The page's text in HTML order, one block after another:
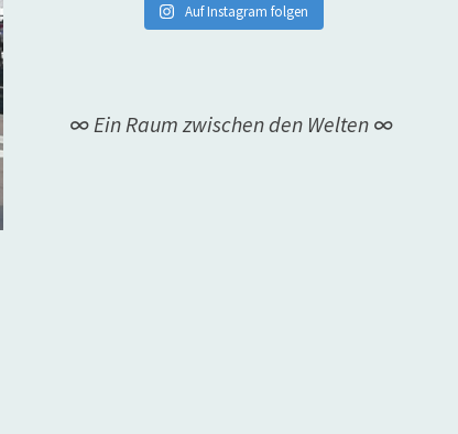
Auf Instagram folgen
∞ Ein Raum zwischen den Welten ∞